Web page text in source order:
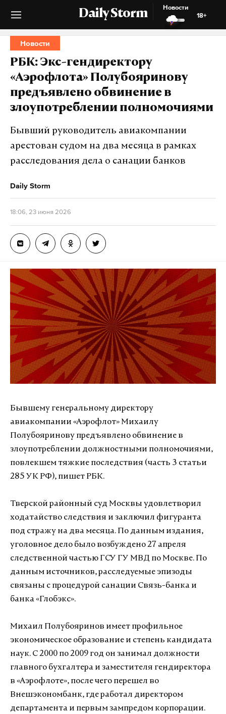
Daily Storm
Новости
18+
Новости
РБК: Экс-гендиректору
«Аэрофлота» Полубояринову
предъявлено обвинение в
злоупотреблении полномочиями
Бывший руководитель авиакомпании
арестован судом на два месяца в рамках
расследования дела о санации банков
Daily Storm
18:06, 23 июня 2026
Бывшему генеральному директору
авиакомпании «Аэрофлот» Михаилу
Полубояринову предъявлено обвинение в
злоупотреблении должностными полномочиями,
повлекшем тяжкие последствия (часть 3 статьи
285 УК РФ), пишет РБК.
Тверской районный суд Москвы удовлетворил
ходатайство следствия и заключил фигуранта
под стражу на два месяца. По данным издания,
уголовное дело было возбуждено 27 апреля
следственной частью ГСУ ГУ МВД по Москве. По
данным источников, расследуемые эпизоды
связаны с процедурой санации Связь-банка и
банка «Глобэкс».
Михаил Полубояринов имеет профильное
экономическое образование и степень кандидата
наук. С 2000 по 2009 год он занимал должности
главного бухгалтера и заместителя гендиректора
в «Аэрофлоте», после чего перешел во
Внешэкономбанк, где работал директором
департамента и первым зампредом корпорации.